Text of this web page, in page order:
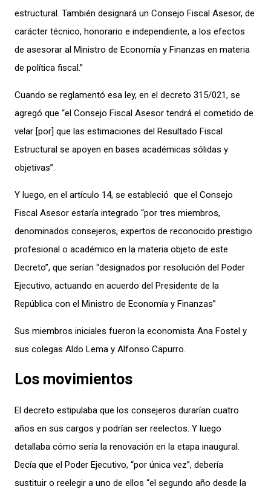
estructural. También designará un Consejo Fiscal Asesor, de
carácter técnico, honorario e independiente, a los efectos
de asesorar al Ministro de Economía y Finanzas en materia
de política fiscal.”
Cuando se reglamentó esa ley, en el decreto 315/021, se
agregó que “el Consejo Fiscal Asesor tendrá el cometido de
velar [por] que las estimaciones del Resultado Fiscal
Estructural se apoyen en bases académicas sólidas y
objetivas”.
Y luego, en el artículo 14, se estableció que el Consejo
Fiscal Asesor estaría integrado “por tres miembros,
denominados consejeros, expertos de reconocido prestigio
profesional o académico en la materia objeto de este
Decreto”, que serían “designados por resolución del Poder
Ejecutivo, actuando en acuerdo del Presidente de la
República con el Ministro de Economía y Finanzas”
Sus miembros iniciales fueron la economista Ana Fostel y
sus colegas Aldo Lema y Alfonso Capurro.
Los movimientos
El decreto estipulaba que los consejeros durarían cuatro
años en sus cargos y podrían ser reelectos. Y luego
detallaba cómo sería la renovación en la etapa inaugural.
Decía que el Poder Ejecutivo, “por única vez”, debería
sustituir o reelegir a uno de ellos “el segundo año desde la